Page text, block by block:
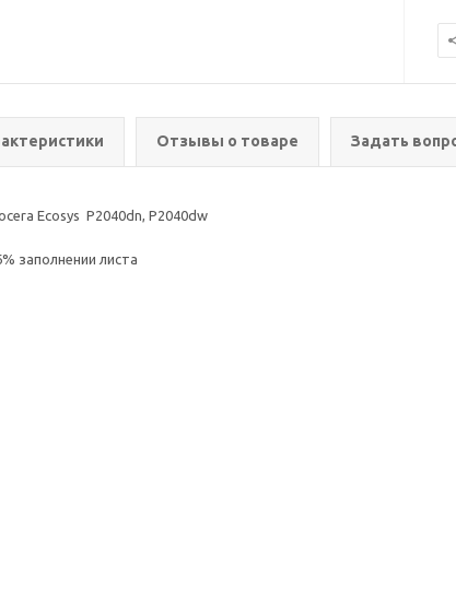
Отзывы о товаре Задать
Ecosys P2040dn, P2040dw
заполнении листа